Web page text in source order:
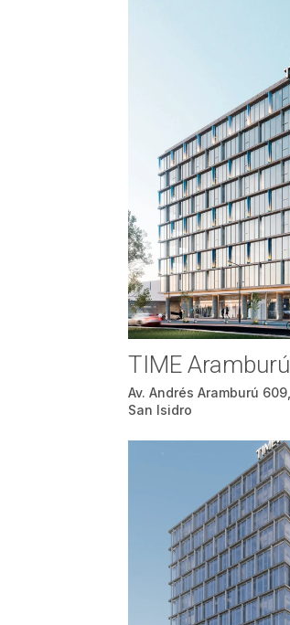
TIME Aramburú
Av. Andrés Aramburú 609,
San Isidro